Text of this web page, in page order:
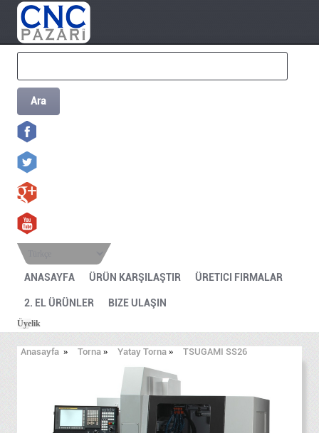
Ara
ANASAYFA ÜRÜN KARŞILAŞTIR ÜRETICI FIRMALAR
2. EL ÜRÜNLER BIZE ULAŞIN
Üyelik
Anasayfa » Torna » Yatay Torna » TSUGAMI SS26